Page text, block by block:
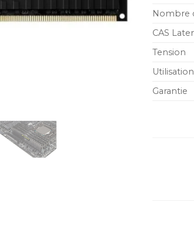
Nombre
CAS
Tension
Utilisation
Garantie